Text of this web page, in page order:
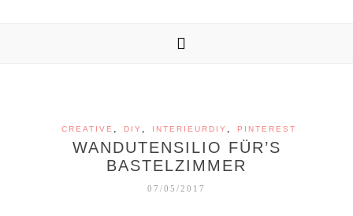
CREATIVE , DIY , INTERIEURDIY , PINTEREST
WANDUTENSILIO FÜR’S
BASTELZIMMER
07/05/2017